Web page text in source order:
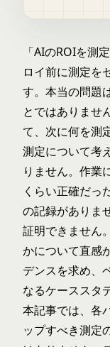
「AIのROIを測
ロイ前に測定を
す。本当の問題
とではありませ
て、次に何を測
測定について考
りません。作業
くらい正確だっ
の記録がありま
証明できません
かについて直感
デンスを求め、
なるケーススタ
本記事では、各
ップすべき測定